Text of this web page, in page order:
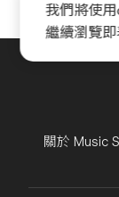
關於 Music
我們將使
繼續瀏覽